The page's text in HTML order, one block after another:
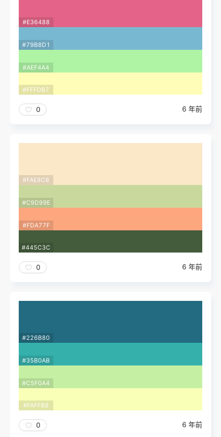
#E36488
#79B8D1
#AEF4A4
#FFFDB7
0 6 年前
#FAE8C8
#C9D99E
#FDA77F
#445C3C
0 6 年前
#226B80
#35B0AB
#C5F0A4
#FAFFB8
0 6 年前